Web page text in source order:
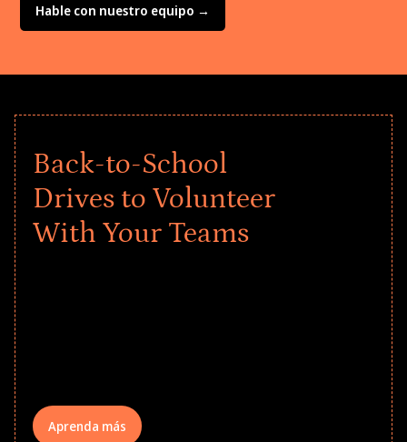
Hable con nuestro equipo →
Back-to-School
Drives to Volunteer
With Your Teams
Aprenda más